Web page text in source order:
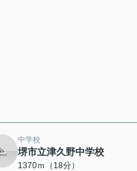
中学校
堺市立津久野中学校
1370ｍ（18分）